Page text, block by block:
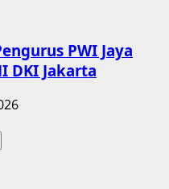
PWI Jaya
DKI Jakarta